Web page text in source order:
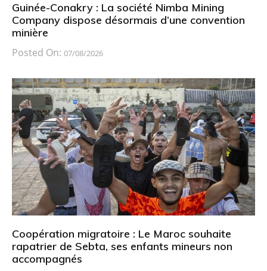
Guinée-Conakry : La société Nimba Mining
Company dispose désormais d’une convention
minière
Posted On: 07/08/2026
Coopération migratoire : Le Maroc souhaite
rapatrier de Sebta, ses enfants mineurs non
accompagnés